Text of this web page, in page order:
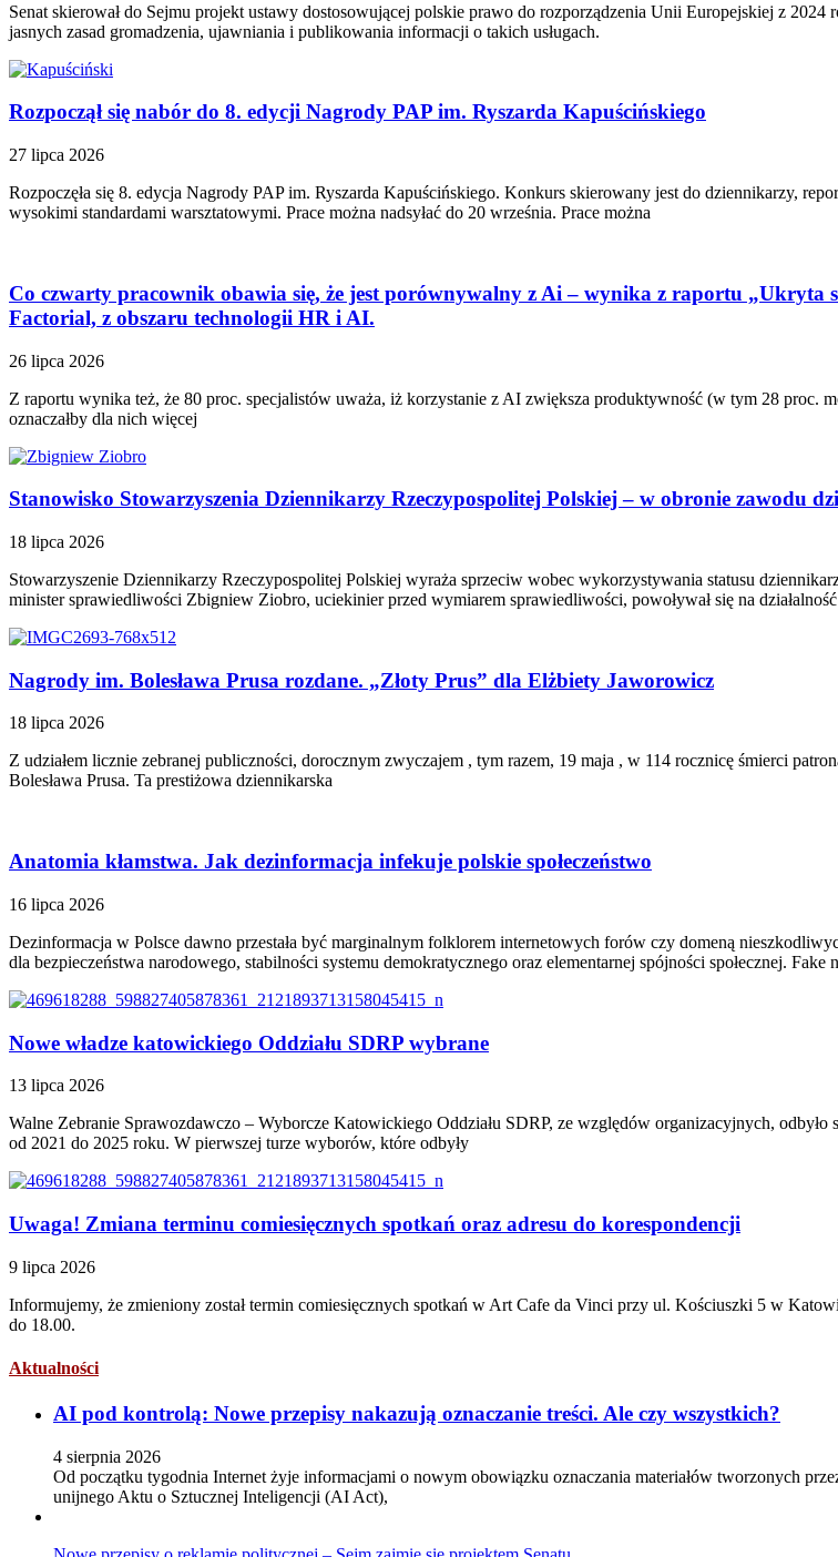
Senat skierował do Sejmu projekt ustawy dostosowującej polskie prawo do rozporządzenia Unii Europejskiej z
jasnych zasad gromadzenia, ujawniania i publikowania informacji o takich usługach.
Rozpoczął się nabór do 8. edycji Nagrody PAP im. Ryszarda Kapuścińskiego
27 lipca 2026
Rozpoczęła się 8. edycja Nagrody PAP im. Ryszarda Kapuścińskiego. Konkurs skierowany jest do dziennikarzy,
wysokimi standardami warsztatowymi. Prace można nadsyłać do 20 września. Prace można
Co czwarty pracownik obawia się, że jest porównywalny z Ai – wynika z raportu „Ukryta
Factorial, z obszaru technologii HR i AI.
26 lipca 2026
Z raportu wynika też, że 80 proc. specjalistów uważa, iż korzystanie z AI zwiększa produktywność (w tym 28 proc.
oznaczałby dla nich więcej
Stanowisko Stowarzyszenia Dziennikarzy Rzeczypospolitej Polskiej – w obronie zawodu
18 lipca 2026
Stowarzyszenie Dziennikarzy Rzeczypospolitej Polskiej wyraża sprzeciw wobec wykorzystywania statusu
minister sprawiedliwości Zbigniew Ziobro, uciekinier przed wymiarem sprawiedliwości, powoływał się na
Nagrody im. Bolesława Prusa rozdane. „Złoty Prus” dla Elżbiety Jaworowicz
18 lipca 2026
Z udziałem licznie zebranej publiczności, dorocznym zwyczajem , tym razem, 19 maja , w 114 rocznicę śmierci
Bolesława Prusa. Ta prestiżowa dziennikarska
Anatomia kłamstwa. Jak dezinformacja infekuje polskie społeczeństwo
16 lipca 2026
Dezinformacja w Polsce dawno przestała być marginalnym folklorem internetowych forów czy domeną
dla bezpieczeństwa narodowego, stabilności systemu demokratycznego oraz elementarnej spójności społecznej. Fake
Nowe władze katowickiego Oddziału SDRP wybrane
13 lipca 2026
Walne Zebranie Sprawozdawczo – Wyborcze Katowickiego Oddziału SDRP, ze względów organizacyjnych,
od 2021 do 2025 roku. W pierwszej turze wyborów, które odbyły
Uwaga! Zmiana terminu comiesięcznych spotkań oraz adresu do korespondencji
9 lipca 2026
Informujemy, że zmieniony został termin comiesięcznych spotkań w Art Cafe da Vinci przy ul. Kościuszki 5 w
do 18.00.
Aktualności
AI pod kontrolą: Nowe przepisy nakazują oznaczanie treści. Ale czy wszystkich?
4 sierpnia 2026
Od początku tygodnia Internet żyje informacjami o nowym obowiązku oznaczania materiałów tworzonych
unijnego Aktu o Sztucznej Inteligencji (AI Act),